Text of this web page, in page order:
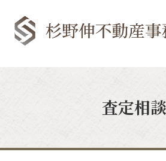
査定相談